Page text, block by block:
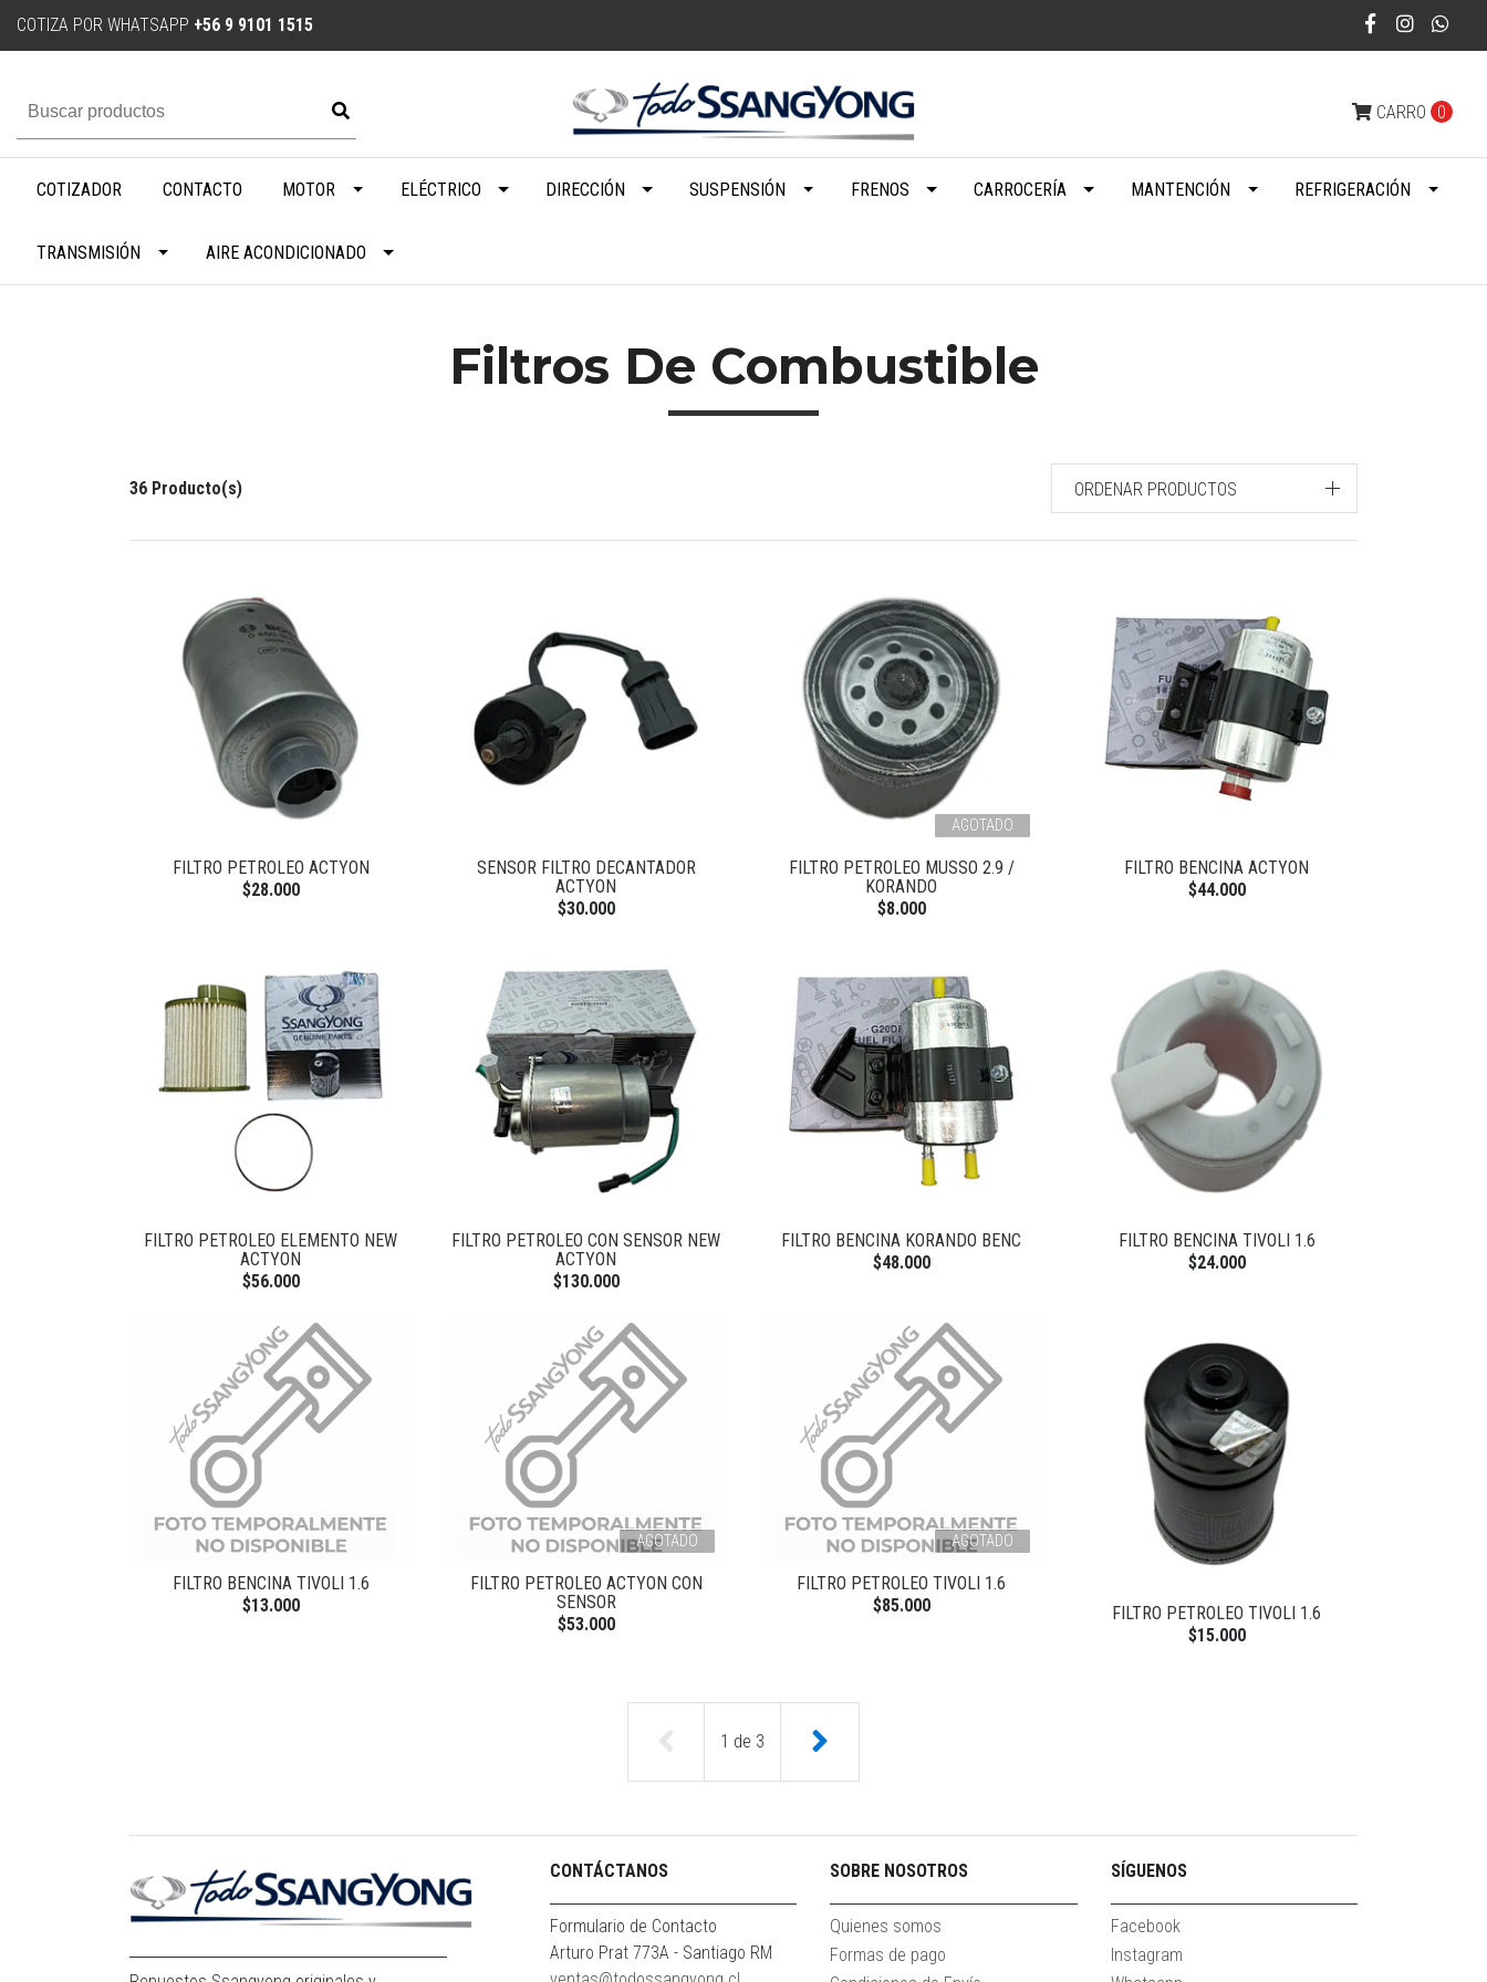
COTIZA POR WHATSAPP +56 9 9101 1515
CARRO 0
COTIZADOR CONTACTO MOTOR ELÉCTRICO DIRECCIÓN SUSPENSIÓN FRENOS CARROCERÍA MANTENCIÓN REFRIGERACIÓN
TRANSMISIÓN AIRE ACONDICIONADO
Filtros De Combustible
36 Producto(s) ORDENAR PRODUCTOS
FILTRO PETROLEO ACTYON
$28.000
SENSOR FILTRO DECANTADOR
ACTYON
$30.000
AGOTADO
FILTRO PETROLEO MUSSO 2.9 /
KORANDO
$8.000
FILTRO BENCINA ACTYON
$44.000
FILTRO PETROLEO ELEMENTO NEW
ACTYON
$56.000
FILTRO PETROLEO CON SENSOR NEW
ACTYON
$130.000
FILTRO BENCINA KORANDO BENC
$48.000
FILTRO BENCINA TIVOLI 1.6
$24.000
FILTRO BENCINA TIVOLI 1.6
$13.000
AGOTADO
FILTRO PETROLEO ACTYON CON
SENSOR
$53.000
AGOTADO
FILTRO PETROLEO TIVOLI 1.6
$85.000
FILTRO PETROLEO TIVOLI 1.6
$15.000
1 de 3
CONTÁCTANOS
Formulario de Contacto
Arturo Prat 773A - Santiago RM
SOBRE NOSOTROS
Quienes somos
Formas de pago
SÍGUENOS
Facebook
Instagram